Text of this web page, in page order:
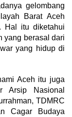
gelombang
Barat Aceh
Hal itu diketahui
yang berasal dari
yang hidup di
Aceh itu juga
Arsip Nasional
TDMRC
Cagar Budaya